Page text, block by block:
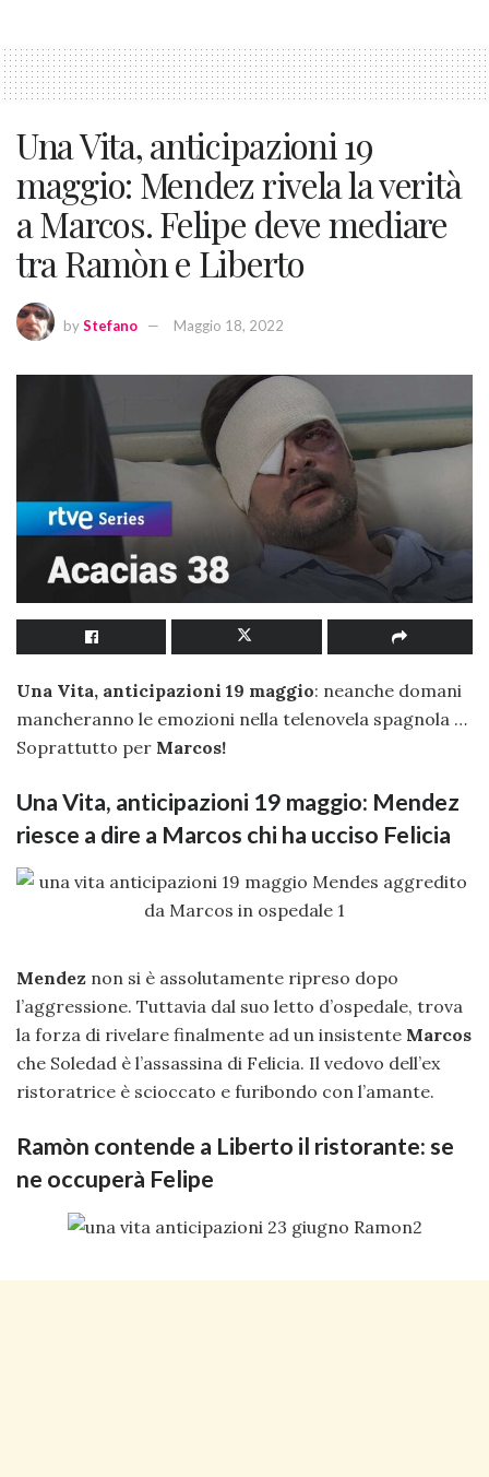
Una Vita, anticipazioni 19
maggio: Mendez rivela la verità
a Marcos. Felipe deve mediare
tra Ramòn e Liberto
byStefano Maggio 18, 2022
Una Vita, anticipazioni 19 maggio: neanche domani
mancheranno le emozioni nella telenovela spagnola …
Soprattutto per Marcos!
Una Vita, anticipazioni 19 maggio: Mendez
riesce a dire a Marcos chi ha ucciso Felicia
Mendez non si è assolutamente ripreso dopo
l’aggressione. Tuttavia dal suo letto d’ospedale, trova
la forza di rivelare finalmente ad un insistente Marcos
che Soledad è l’assassina di Felicia. Il vedovo dell’ex
ristoratrice è scioccato e furibondo con l’amante.
Ramòn contende a Liberto il ristorante: se
ne occuperà Felipe